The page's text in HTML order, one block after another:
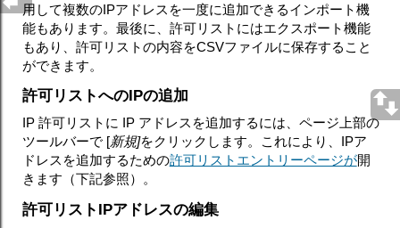
用して複数のIPアドレスを一度に追加できるインポート機
能もあります。最後に、許可リストにはエクスポート機能
もあり、許可リストの内容をCSVファイルに保存すること
ができます。
許可リストへのIPの追加
IP 許可リストに IP アドレスを追加するには、ページ上部の
ツールバーで [新規]をクリックします。これにより、IPア
ドレスを追加するための許可リストエントリーページが開
きます（下記参照）。
許可リストIPアドレスの編集